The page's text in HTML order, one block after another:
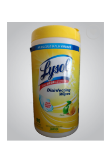
Add to
Wishlist